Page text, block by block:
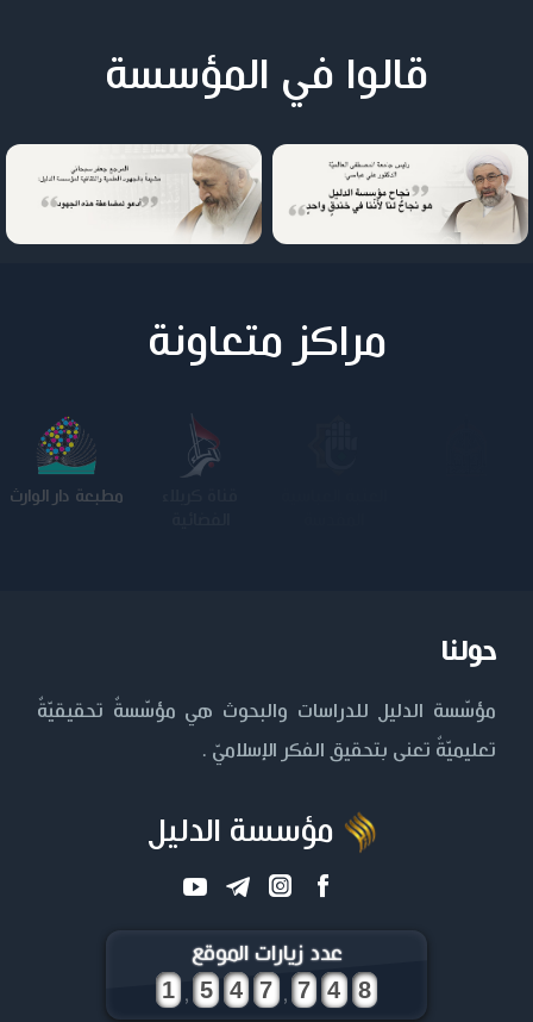
قالوا في المؤسسة
مراكز متعاونة
مطبعة دار الوارث
حولنا
مؤسّسة الدليل للدراسات والبحوث هي مؤسّسةٌ تحقيقيّةٌ
تعليميّةٌ تعنى بتحقيق الفكر الإسلاميّ .
مؤسسة الدليل
عدد زيارات الموقع
, ,